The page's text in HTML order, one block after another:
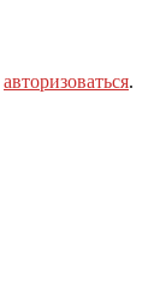
авторизоваться.